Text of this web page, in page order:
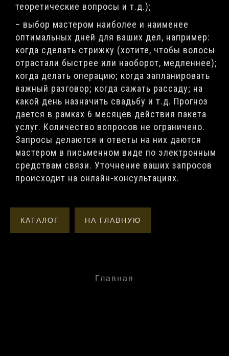
теоретические вопросы и т.д.);
– выбор мастером наиболее и наименее
оптимальных дней для ваших дел, например:
когда сделать стрижку (хотите, чтобы волосы
отрастали быстрее или наоборот, медленнее);
когда делать операцию; когда запланировать
важный разговор; когда сажать рассаду; на
какой день назначить свадьбу и т.д. Прогноз
дается в рамках 6 месяцев действия пакета
услуг. Количество вопросов не ограничено.
Запросы делаются и ответы на них даются
мастером в письменном виде по электронным
средствам связи. Уточнение ваших запросов
происходит на онлайн-консультациях.
КАТАЛОГ НА ГЛАВНУЮ
Главная